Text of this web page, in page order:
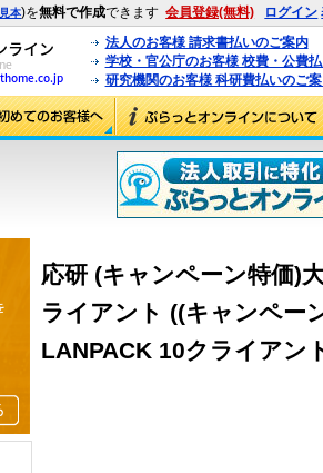
見本)を無料で作成できます 会員登録(無料) ログイン
法人のお客様 請求書払いのご案内
学校・官公庁のお客様 校費・公費
研究機関のお客様 科研費払いのご
応研 (キャンペーン特価)
ライアント ((キャンペー
LANPACK 10クライアン